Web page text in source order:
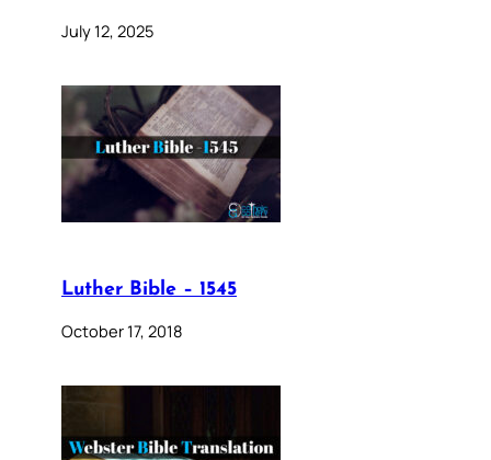
July 12, 2025
Luther Bible – 1545
October 17, 2018